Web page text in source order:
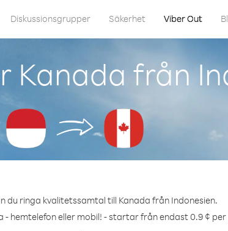
Diskussionsgrupper Säkerhet Viber Out
Kanada från
du ringa kvalitetssamtal till Kanada från Indonesien.
- hemtelefon eller mobil! - startar från endast 0.9 ¢